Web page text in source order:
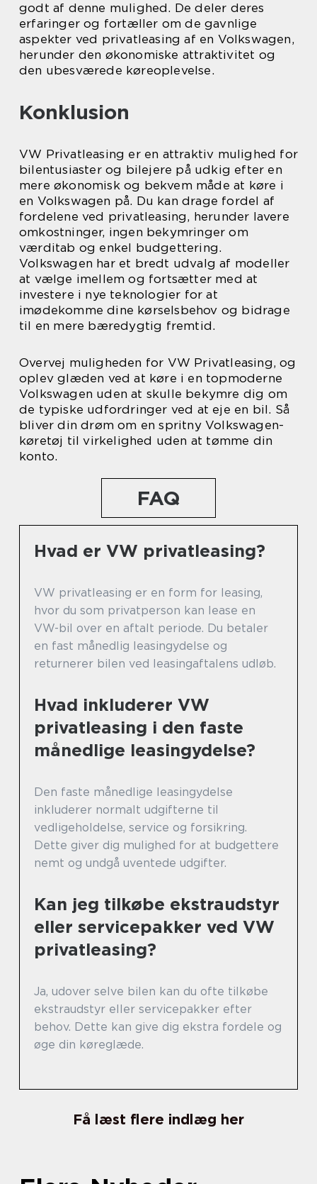
godt af denne mulighed. De deler deres
erfaringer og fortæller om de gavnlige
aspekter ved privatleasing af en Volkswagen,
herunder den økonomiske attraktivitet og
den ubesværede køreoplevelse.
Konklusion
VW Privatleasing er en attraktiv mulighed for
bilentusiaster og bilejere på udkig efter en
mere økonomisk og bekvem måde at køre i
en Volkswagen på. Du kan drage fordel af
fordelene ved privatleasing, herunder lavere
omkostninger, ingen bekymringer om
værditab og enkel budgettering.
Volkswagen har et bredt udvalg af modeller
at vælge imellem og fortsætter med at
investere i nye teknologier for at
imødekomme dine kørselsbehov og bidrage
til en mere bæredygtig fremtid.
Overvej muligheden for VW Privatleasing, og
oplev glæden ved at køre i en topmoderne
Volkswagen uden at skulle bekymre dig om
de typiske udfordringer ved at eje en bil. Så
bliver din drøm om en spritny Volkswagen-
køretøj til virkelighed uden at tømme din
konto.
FAQ
Hvad er VW privatleasing?
VW privatleasing er en form for leasing,
hvor du som privatperson kan lease en
VW-bil over en aftalt periode. Du betaler
en fast månedlig leasingydelse og
returnerer bilen ved leasingaftalens udløb.
Hvad inkluderer VW
privatleasing i den faste
månedlige leasingydelse?
Den faste månedlige leasingydelse
inkluderer normalt udgifterne til
vedligeholdelse, service og forsikring.
Dette giver dig mulighed for at budgettere
nemt og undgå uventede udgifter.
Kan jeg tilkøbe ekstraudstyr
eller servicepakker ved VW
privatleasing?
Ja, udover selve bilen kan du ofte tilkøbe
ekstraudstyr eller servicepakker efter
behov. Dette kan give dig ekstra fordele og
øge din køreglæde.
Få læst flere indlæg her